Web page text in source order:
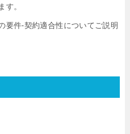
す。
要件-契約適合性についてご説明